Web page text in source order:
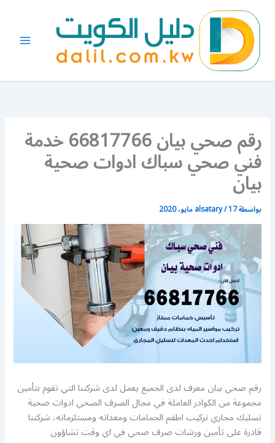
المحتوى
رقم صحي بيان 66817766 خدمة
فني صحي سباك ادوات صحية
بيان
بواسطة alsatary/17 مايو، 2020
رقم صحي بيان معرف لدى الجميع يعمل لدى شركتنا التي تقوم بتأمين
مجموعة من الكوادر العاملة في مجال الصرف الصحي ادوات صحية
تسليك مجاري تركيب اطقم الجمامات ومعداته ومستلزماته، شركتنا
قادرة على تأمين ورشات صرف صحي في اي وقت تشاؤون